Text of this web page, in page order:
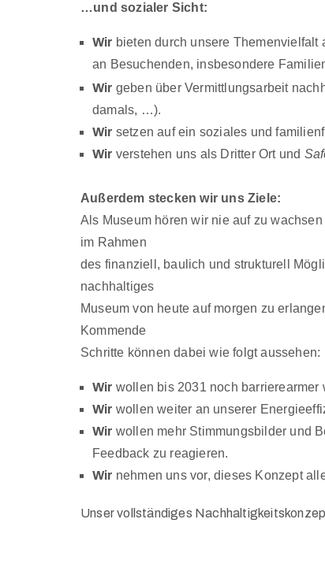
…und sozialer Sicht:
Wir bieten durch unsere
an Besuchenden, insbesondere
Wir geben über Vermittlungsarbeit
damals, …).
Wir setzen auf ein soziales und
Wir verstehen uns als Dritter Ort und
Außerdem stecken wir uns Ziele:
Als Museum hören wir nie auf zu
im Rahmen
des finanziell, baulich und strukturell
nachhaltiges
Museum von heute auf morgen zu
Kommende
Schritte können dabei wie folgt aussehen:
Wir wollen bis 2031 noch barrierearmer
Wir wollen weiter an unserer
Wir wollen mehr Stimmungsbilder und
Feedback zu reagieren.
Wir nehmen uns vor, dieses Konzept
Unser vollständiges